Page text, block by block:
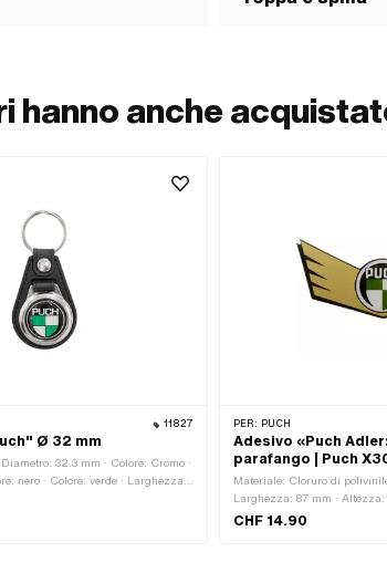
hanno anche
11827
Ø 32 mm
32.3 mm · Colore: Cromo ·
nero · Colore: verde · Larghezza:
PER: PUCH
Adesivo «Puch
parafango | Puch
Materiale: Cloruro di
Larghezza: 87 mm ·
posteriore: Adesivo ·
CHF 14.90